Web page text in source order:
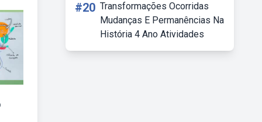
#20 Transformações Ocorridas
Mudanças E Permanências Na
História 4 Ano Atividades